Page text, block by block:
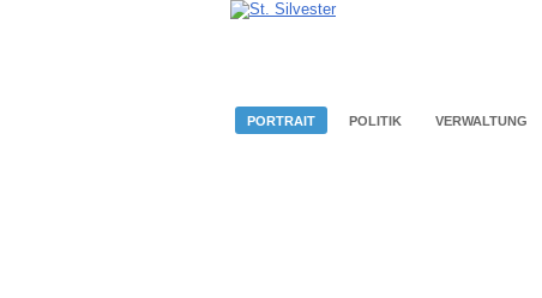
PORTRAIT POLITIK VERWALTUNG